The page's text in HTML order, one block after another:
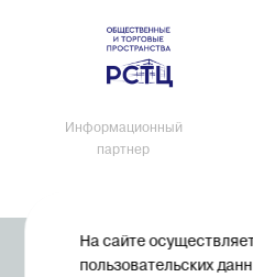
Информационный
партнер
© Midexpo, 1994—2026
На сайте
пользовательских